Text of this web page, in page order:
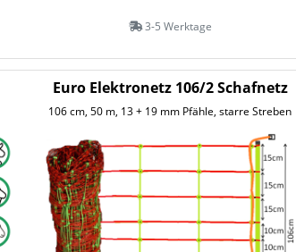
3-5 Werktage
Euro Elektronetz 106/2 Schafnetz
106 cm, 50 m, 13 + 19 mm Pfähle, starre Streben